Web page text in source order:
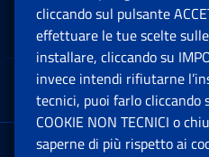
Note Legali
App mobile
cliccando sul pulsante
effettuare le tue scelte
installare, cliccando su
invece intendi rifiutarne
tecnici, puoi farlo cliccando
COOKIE NON TECNICI o
saperne di più rispetto ai